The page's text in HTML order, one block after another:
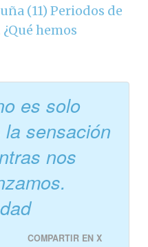
(11) Periodos de
hemos
es solo
sensación
nos
COMPARTIR EN X